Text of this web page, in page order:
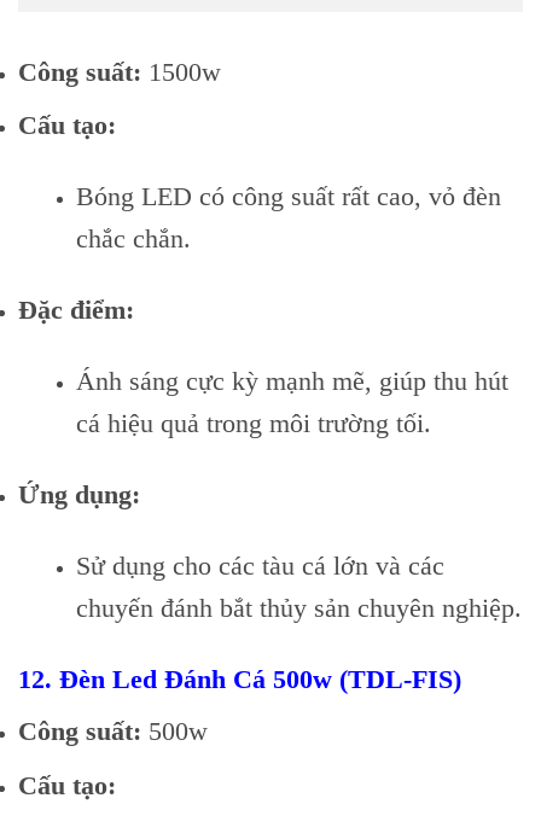
Công suất: 1500w
Cấu tạo:
Bóng LED có công suất rất cao, vỏ đèn
chắc chắn.
Đặc điểm:
Ánh sáng cực kỳ mạnh mẽ, giúp thu hút
cá hiệu quả trong môi trường tối.
Ứng dụng:
Sử dụng cho các tàu cá lớn và các
chuyến đánh bắt thủy sản chuyên nghiệp.
12. Đèn Led Đánh Cá 500w (TDL-FIS)
Công suất: 500w
Cấu tạo: